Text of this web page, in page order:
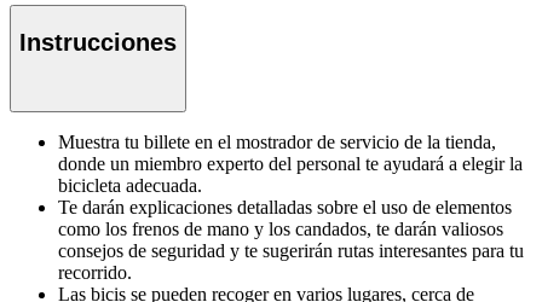
Instrucciones
Muestra tu billete en el mostrador de servicio de la tienda,
donde un miembro experto del personal te ayudará a elegir la
bicicleta adecuada.
Te darán explicaciones detalladas sobre el uso de elementos
como los frenos de mano y los candados, te darán valiosos
consejos de seguridad y te sugerirán rutas interesantes para tu
recorrido.
Las bicis se pueden recoger en varios lugares, cerca de